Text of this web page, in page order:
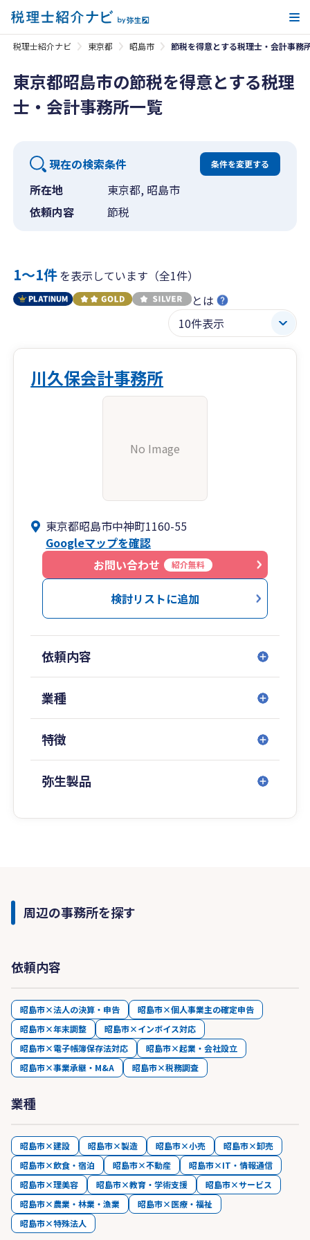
税理士紹介ナビ 東京都 昭島市 節税を得意とする税理士・会計事務
東京都昭島市の節税を得意とする税理
士・会計事務所一覧
現在の検索条件 条件を変更する
所在地
東京都, 昭島市
依頼内容
節税
1〜1件を表示しています（全1件）
とは
川久保会計事務所
No Image
東京都昭島市中神町1160-55
Googleマップを確認
お問い合わせ
紹介無料
検討リストに追加
依頼内容
業種
特徴
弥生製品
周辺の事務所を探す
依頼内容
昭島市×法人の決算・申告
昭島市×個人事業主の確定申告
昭島市×年末調整
昭島市×インボイス対応
昭島市×電子帳簿保存法対応
昭島市×起業・会社設立
昭島市×事業承継・M&A
昭島市×税務調査
業種
昭島市×建設 昭島市×製造 昭島市×小売
昭島市×卸売
昭島市×飲食・宿泊
昭島市×不動産
昭島市×IT・情報通信
昭島市×理美容
昭島市×教育・学術支援
昭島市×サービス
昭島市×農業・林業・漁業
昭島市×医療・福祉
昭島市×特殊法人